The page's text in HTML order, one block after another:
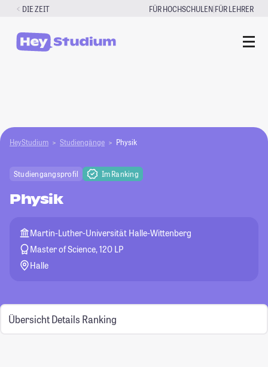
Zum
springen
DIE ZEIT FÜR HOCHSCHULEN|FÜR LEHRER
HeyStudium Studiengänge Physik
Studiengangsprofil Im Ranking
Physik
Martin-Luther-Universität Halle-Wittenberg
Master of Science, 120 LP
Halle
Übersicht Details Ranking